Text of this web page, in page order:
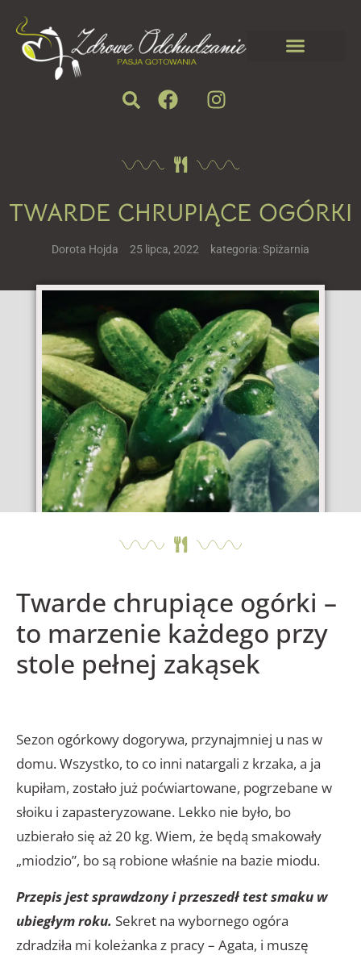
TWARDE CHRUPIĄCE OGÓRKI
Dorota Hojda 25 lipca, 2022 kategoria:Spiżarnia
Twarde chrupiące ogórki –
to marzenie każdego przy
stole pełnej zakąsek
Sezon ogórkowy dogorywa, przynajmniej u nas w
domu. Wszystko, to co inni natargali z krzaka, a ja
kupiłam, zostało już poćwiartowane, pogrzebane w
słoiku i zapasteryzowane. Lekko nie było, bo
uzbierało się aż 20 kg. Wiem, że będą smakowały
„miodzio”, bo są robione właśnie na bazie miodu.
Przepis jest sprawdzony i przeszedł test smaku w
ubiegłym roku. Sekret na wybornego ogóra
zdradziła mi koleżanka z pracy – Agata, i muszę